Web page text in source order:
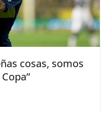
cosas, somos